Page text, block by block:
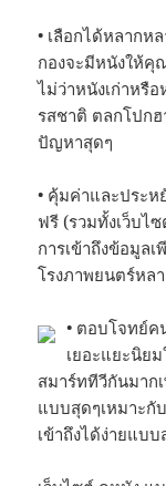
• เลือกได้หลากห
กองจะมีหนังให้คุ
ไม่ว่าหนังเก่าหรื
รสชาติ ตลกโปก
ปัญหาสุดๆ
• คุ้มค่าและประ
ฟรี (รวมทั้งเว็บไ
การเข้าถึงข้อมูล
โรงภาพยนตร์หล
• ตอบโจทย์ค
เยอะแยะนิย
สมาร์ททีวีกันมาก
แบบสุดๆเหมาะกั
เข้าถึงได้ง่ายแบบ